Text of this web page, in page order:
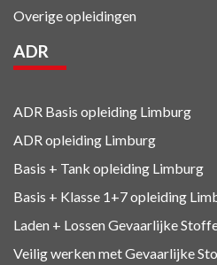
Overige opleidingen
ADR
ADR Basis opleiding Limburg
ADR opleiding Limburg
Basis + Tank opleiding Limburg
Basis + Klasse 1+7opleiding
Laden + Lossen Gevaarlijke
Veilig werken met Gevaarlijke